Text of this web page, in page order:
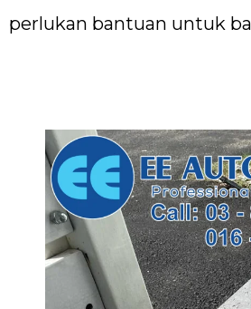
perlukan bantuan untuk